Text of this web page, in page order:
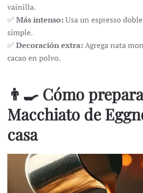
vainilla.
✅ Más intenso:Usa un espresso
simple.
✅ Decoración extra:Agrega nata
cacao en polvo.
👨‍🍳 Cómo
Macchiato de
casa